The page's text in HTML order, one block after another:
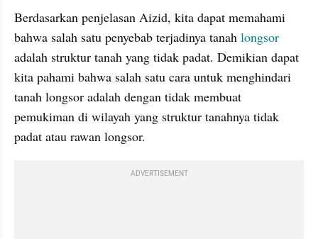
Berdasarkan penjelasan Aizid, kita dapat memahami
bahwa salah satu penyebab terjadinya tanah longsor
adalah struktur tanah yang tidak padat. Demikian dapat
kita pahami bahwa salah satu cara untuk menghindari
tanah longsor adalah dengan tidak membuat
pemukiman di wilayah yang struktur tanahnya tidak
padat atau rawan longsor.
ADVERTISEMENT